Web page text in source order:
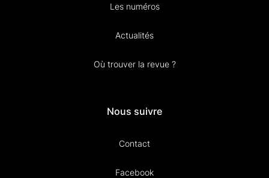
Les numéros
Actualités
Où trouver la revue ?
Nous suivre
Contact
Facebook